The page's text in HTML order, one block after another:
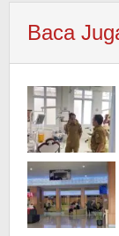
Baca